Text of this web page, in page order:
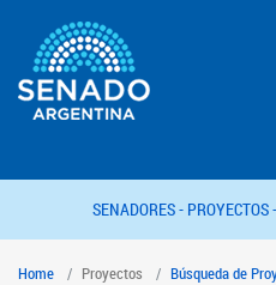
SENADORES - PROYECTOS -
Home Proyectos Búsqueda de